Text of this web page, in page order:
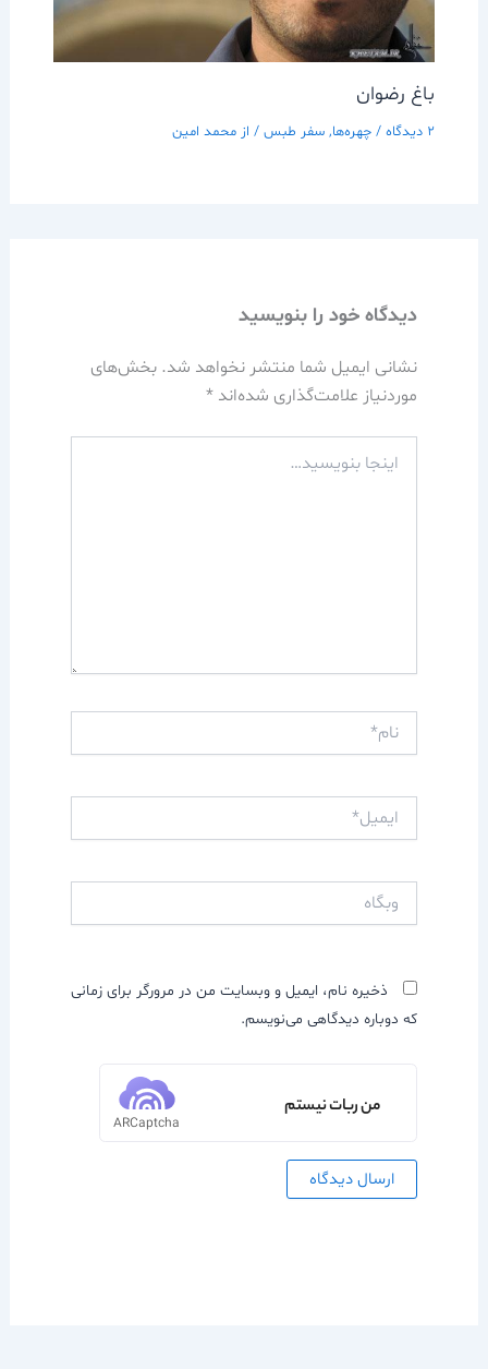
باغ رضوان
2 دیدگاه / چهره‌ها, سفر طبس/ از محمد امین
دیدگاه‌ خود را بنویسید
نشانی ایمیل شما منتشر نخواهد شد. بخش‌های
موردنیاز علامت‌گذاری شده‌اند *
بنویسید…
ذخیره نام، ایمیل و وبسایت من در مرورگر برای زمانی
که دوباره دیدگاهی می‌نویسم.
من ربات نیستم
ARCaptcha